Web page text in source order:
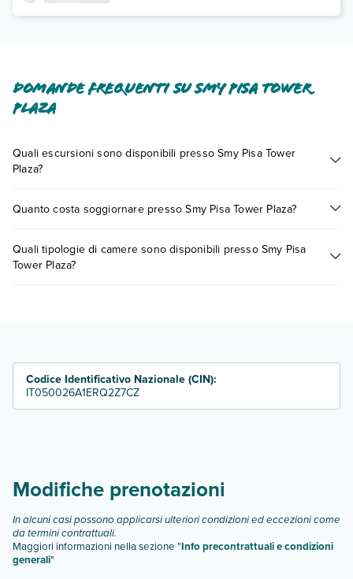
Domande frequenti su Smy Pisa Tower
Plaza
Quali escursioni sono disponibili presso Smy Pisa Tower
Plaza?
presso Smy Pisa Tower Plaza. Scoprile tutte nellasezione
0721.17231 o
prenotando un appuntamento
Quanto costa soggiornare presso Smy Pisa Tower Plaza?
fattori (per es. date, condizioni dell'hotel, ecc). Per consultare i
prezzi, compila il motore di ricerca e scegli quando partire.
Quali tipologie di camere sono disponibili presso Smy Pisa
Tower Plaza?
junior suite
suite
camera superior
Codice Identificativo Nazionale (CIN):
IT050026A1ERQ2Z7CZ
Modifiche prenotazioni
In alcuni casi possono applicarsi ulteriori condizioni ed eccezioni come
da termini contrattuali.
Maggiori informazioni nella sezione "Info precontrattuali e condizioni
generali"